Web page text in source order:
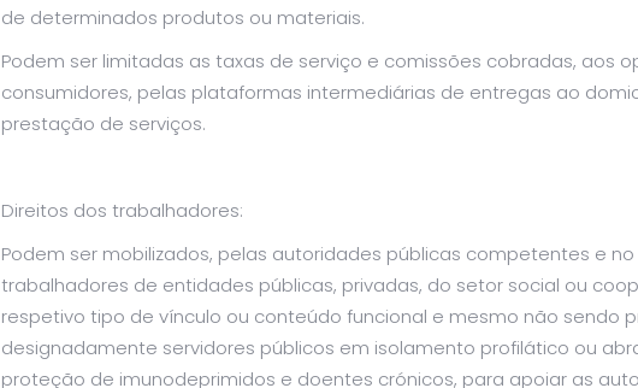
de determinados produtos ou materiais.
Podem ser limitadas as taxas de serviço e comissões cobradas, aos
consumidores, pelas plataformas intermediárias de entregas ao
prestação de serviços.
Direitos dos trabalhadores:
Podem ser mobilizados, pelas autoridades públicas competentes e
trabalhadores de entidades públicas, privadas, do setor social ou
respetivo tipo de vínculo ou conteúdo funcional e mesmo não sendo
designadamente servidores públicos em isolamento profilático ou
proteção de imunodeprimidos e doentes crónicos, para apoiar as